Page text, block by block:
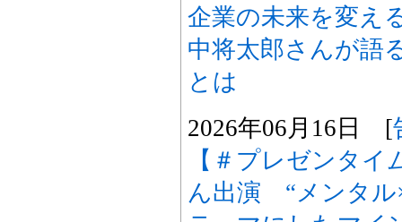
企業の未来を変
中将太郎さんが語
とは
2026年06月16日 [
【＃プレゼンタ
ん出演 “メンタル